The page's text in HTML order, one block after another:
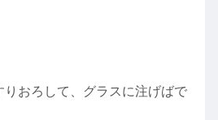
りおろして、グラスに注げばで